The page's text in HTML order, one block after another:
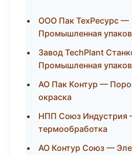
ООО Пак ТехРесурс —
Промышленная
Завод TechPlant
Промышленная
АО Пак Контур —
окраска
НПП Союз Индустрия
термообработка
АО Контур Союз —